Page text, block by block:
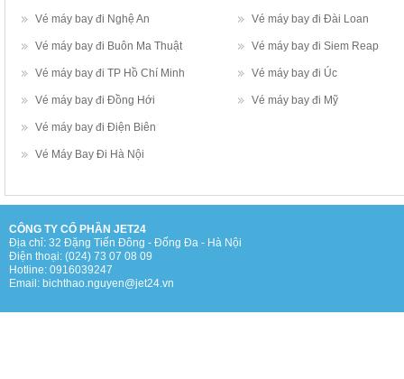
Vé máy bay đi Nghệ An
Vé máy bay đi Buôn Ma Thuật
Vé máy bay đi TP Hồ Chí Minh
Vé máy bay đi Đồng Hới
Vé máy bay đi Điện Biên
Vé Máy Bay Đi Hà Nội
Vé máy bay đi Đài Loan
Vé máy bay đi Siem Reap
Vé máy bay đi Úc
Vé máy bay đi Mỹ
CÔNG TY CỔ PHẦN JET24
Địa chỉ: 32 Đặng Tiến Đông - Đống Đa - Hà Nội
Điện thoại: (024) 73 07 08 09
Hotline: 0916039247
Email: bichthao.nguyen@jet24.vn